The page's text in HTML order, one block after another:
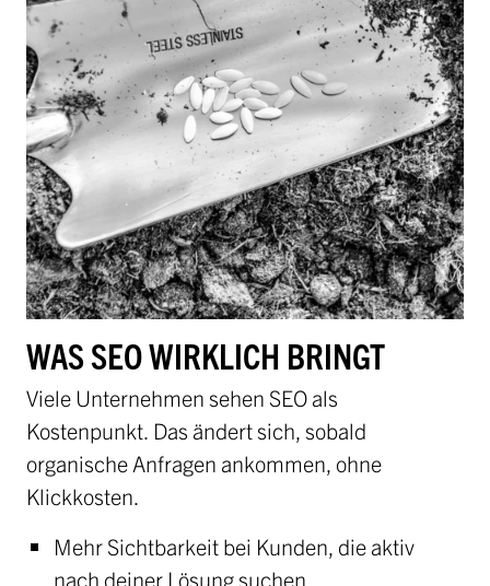
WAS SEO WIRKLICH BRINGT
Viele Unternehmen sehen SEO als
Kostenpunkt. Das ändert sich, sobald
organische Anfragen ankommen, ohne
Klickkosten.
Mehr Sichtbarkeit bei Kunden, die aktiv
nach deiner Lösung suchen